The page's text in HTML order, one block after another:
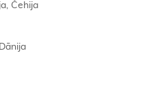
Čehija